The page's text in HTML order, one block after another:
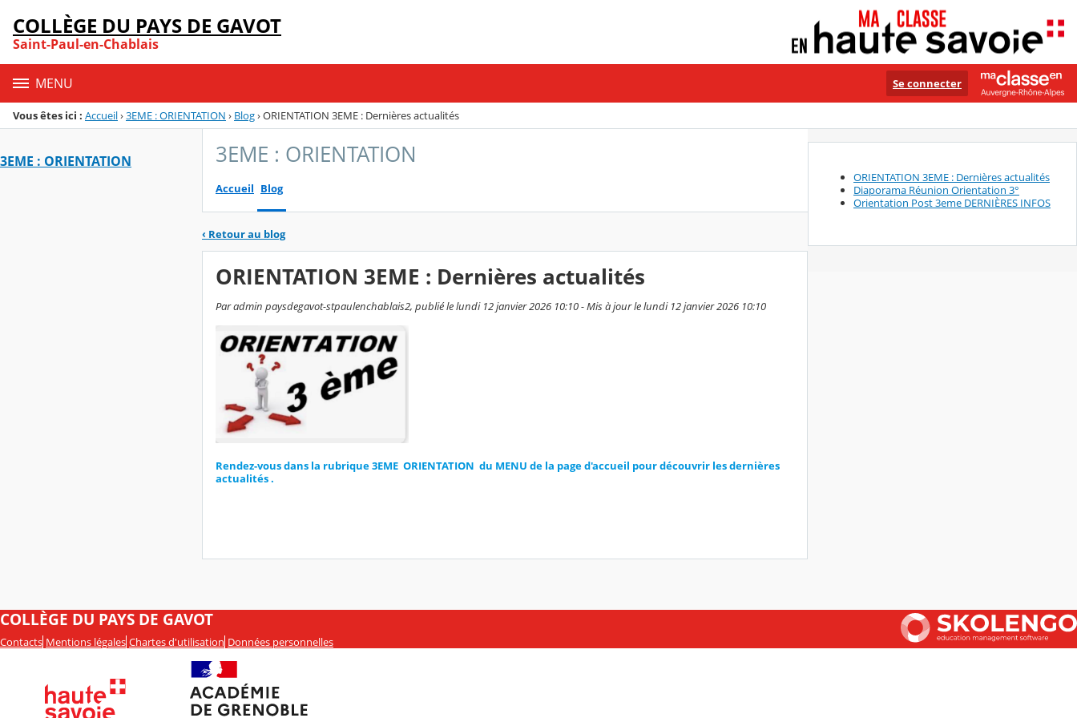
Menu de la rubrique
Contenu
COLLÈGE DU PAYS DE GAVOT
Saint-Paul-en-Chablais
MENU Se connecter
Vous êtes ici : Accueil›3EME : ORIENTATION › Blog›ORIENTATION 3EME : Dernières actualités
3EME : ORIENTATION 3EME : ORIENTATION
Accueil Blog
‹ Retour au blog
ORIENTATION 3EME : Dernières actualités
Par admin paysdegavot-stpaulenchablais2, publié le lundi 12 janvier 2026 10:10 - Mis à jour le lundi 12 janvier 2026 10:10
Rendez-vous dans la rubrique 3EME ORIENTATION du MENU de la page d'accueil pour découvrir les dernières
actualités .
ORIENTATION 3EME : Dernières actualités
Diaporama Réunion Orientation 3°
Orientation Post 3eme DERNIÈRES INFOS
COLLÈGE DU PAYS DE GAVOT
Contacts Mentions légales Chartes d'utilisation Données personnelles